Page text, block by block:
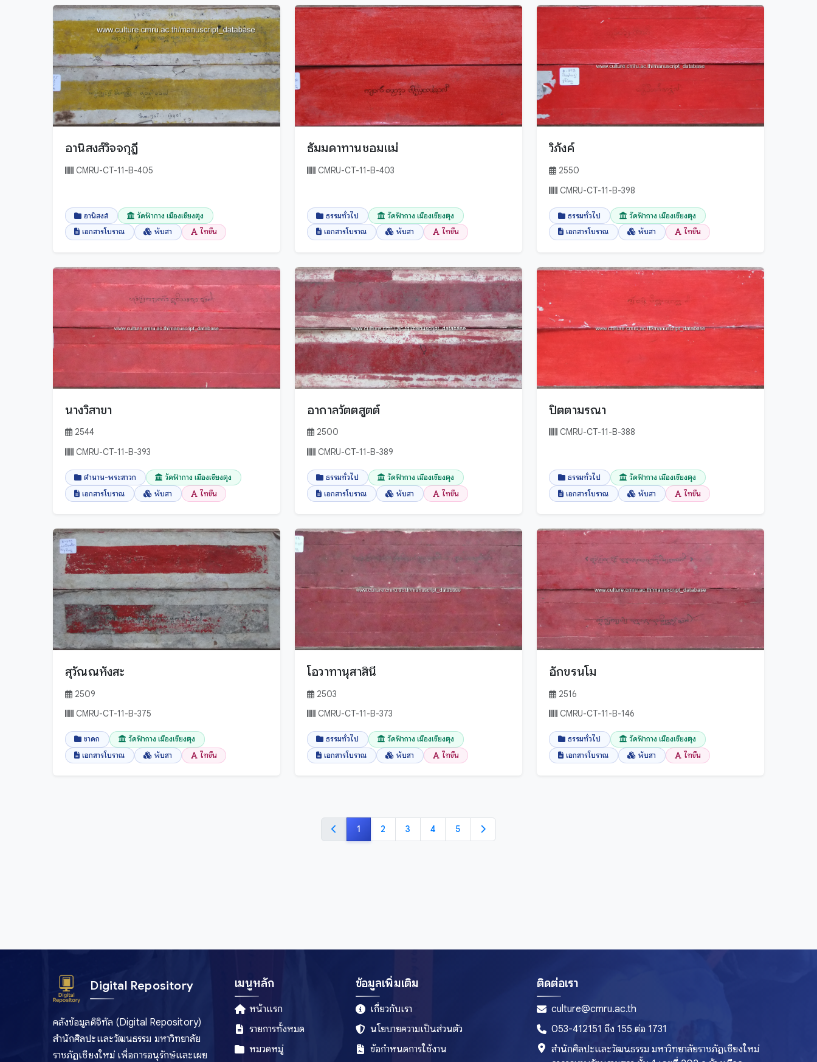
อานิสงส์
เวชศาสตร์
เอกสารโบราณ
โหราศาสตร์
ไสยศาสตร์
ชุมพร
ตรัง
ตราด
ตาก
นครนายก
นครปฐม
นครราชสีมา
นครศรีธรรมราช
นนทบุรี
นราธิวาส
บึงกาฬ
บุรีรัมย์
ปทุมธานี
ประจวบคีรีขันธ์
ประเทศเมียนมาร์
ปัตตานี
พิจิตร
พิษณุโลก
มหาสารคาม
มุกดาหาร
ยะลา
ยโสธร
ร้อยเอ็ด
ระนอง
ราชบุรี
ลำปาง
ลำพูน
ศรีสะเกษ
สุพรรณบุรี
สุรินทร์
หนองคาย
หนองบัวลำภู
อานิสงส์วิจจกุฎี
CMRU-CT-11-B-405
อานิสงส์
วัดฟ้ากาง เมืองเชียงตุง
เอกสารโบราณ
พับสา ไทขึน
ธัมมดาทานชอมแม่
CMRU-CT-11-B-403
ธรรมทั่วไป
วัดฟ้ากาง เมืองเชียงตุง
เอกสารโบราณ
พับสา ไทขึน
วิภังค์
2550
CMRU-CT-11-B-398
ธรรมทั่วไป
วัดฟ้ากาง เมืองเชียงตุง
เอกสารโบราณ
พับสา ไทขึน
นางวิสาขา
2544
CMRU-CT-11-B-393
ตำนาน-พระสาวก
วัดฟ้ากาง เมืองเชียงตุง
เอกสารโบราณ
พับสา ไทขึน
อากาลวัตตสูตต์
2500
CMRU-CT-11-B-389
ธรรมทั่วไป
วัดฟ้ากาง เมืองเชียงตุง
เอกสารโบราณ
พับสา ไทขึน
ปิตตามรณา
CMRU-CT-11-B-388
ธรรมทั่วไป
วัดฟ้ากาง เมืองเชียงตุง
เอกสารโบราณ
พับสา ไทขึน
สุวัณณหังสะ
2509
CMRU-CT-11-B-375
ชาดก
วัดฟ้ากาง เมืองเชียงตุง
เอกสารโบราณ
พับสา ไทขึน
โอวาทานุสาสินี
2503
CMRU-CT-11-B-373
ธรรมทั่วไป
วัดฟ้ากาง เมืองเชียงตุง
เอกสารโบราณ
พับสา ไทขึน
อักขรนโม
2516
CMRU-CT-11-B-146
ธรรมทั่วไป
วัดฟ้ากาง เมืองเชียงตุง
เอกสารโบราณ
พับสา ไทขึน
1 2 3 4 5
Digital Repository
คลังข้อมูลดิจิทัล (Digital Repository)
สำนักศิลปะและวัฒนธรรม มหาวิทยาลัย
ราชภัฏเชียงใหม่ เพื่อการอนุรักษ์และเผย
เมนูหลัก
หน้าแรก
รายการทั้งหมด
หมวดหมู่
ข้อมูลเพิ่มเติม
เกี่ยวกับเรา
นโยบายความเป็นส่วนตัว
ข้อกำหนดการใช้งาน
ติดต่อเรา
culture@cmru.ac.th
053-412151 ถึง 155 ต่อ 1731
สำนักศิลปะและวัฒนธรรม มหาวิทยาลัยราชภัฏเชียงใหม่